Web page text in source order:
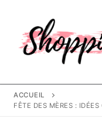
contenu
ACCUEIL
FÊTE DES MÈRES :